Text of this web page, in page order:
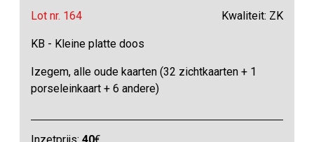
Lot nr. 164 Kwaliteit: ZK
KB - Kleine platte doos
Izegem, alle oude kaarten (32 zichtkaarten + 1
porseleinkaart + 6 andere)